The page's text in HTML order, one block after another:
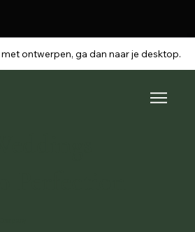
ontwerpen, ga dan naar je desktop.